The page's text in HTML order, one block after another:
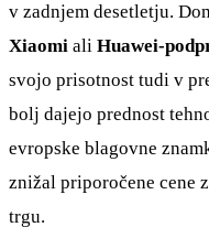
v zadnjem desetletju.
Xiaomi ali Huawei-
svojo prisotnost tudi v
bolj dajejo prednost
evropske blagovne
znižal priporočene cene
trgu.